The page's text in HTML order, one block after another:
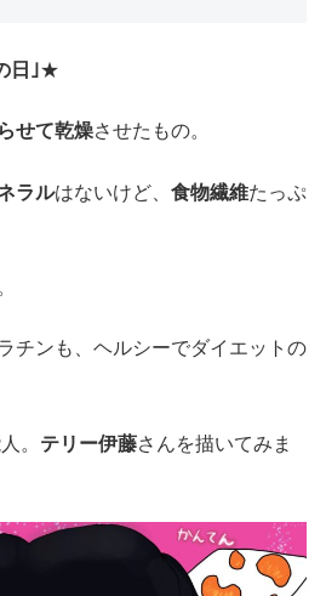
日｣★
せて乾燥させたもの。
ラルはないけど、 食物繊維たっぷ
。
チンも、ヘルシーでダイエットの
。 テリー伊藤さんを描いてみま